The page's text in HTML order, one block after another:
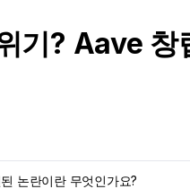
기? Aave
논란이란 무엇인가요?